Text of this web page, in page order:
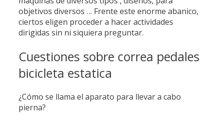
objetivos diversos … Frente este enorme abanico,
ciertos eligen proceder a hacer actividades
dirigidas sin ni siquiera preguntar.
Cuestiones sobre correa pedales
bicicleta estatica
¿Cómo se llama el aparato para llevar a cabo
pierna?